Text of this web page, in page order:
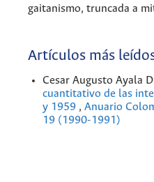
gaitanismo, truncada a
Artículos más
Cesar Augusto Ayala
cuantitativo de las
y 1959 , Anuario
19 (1990-1991)